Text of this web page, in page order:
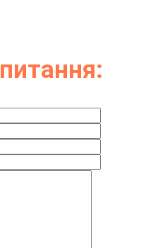
питання: